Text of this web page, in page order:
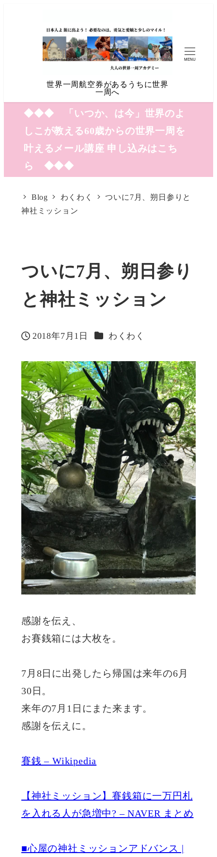
世界一周航空券があるうちに世界
一周へ
MENU
◆◆◆ 「いつか、は今」世界のよ
しこが教える60歳からの世界一周を
叶えるメール講座 申し込みはこち
ら ◆◆◆
Blog わくわく
ついに7月、朔日参りと
神社ミッション
ついに7月、朔日参り
と神社ミッション
投稿日
2018年7月1日 カテゴリー
わくわく
感謝を伝え、
お賽銭箱には大枚を。
7月8日に出発したら帰国は来年の6月
30日。
来年の7月1日にまた来ます。
感謝を伝えに。
賽銭 – Wikipedia
【神社ミッション】賽銭箱に一万円札
を入れる人が急増中? – NAVER まとめ
■心屋の神社ミッションアドバンス |